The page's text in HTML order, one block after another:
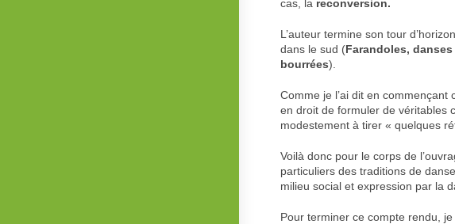
cas, la reconversion.
L’auteur termine son tour
dans le sud (Farandoles,
bourrées).
Comme je l’ai dit en commençant
en droit de formuler de véritables
modestement à tirer « quelques
Voilà donc pour le corps de
particuliers des traditions de
milieu social et expression par la
Pour terminer ce compte rendu,